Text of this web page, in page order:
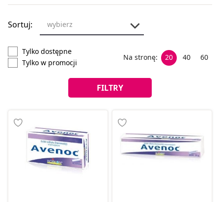
Sortuj: wybierz
Tylko dostępne
Tylko w promocji
Na stronę: 20 40 60
FILTRY